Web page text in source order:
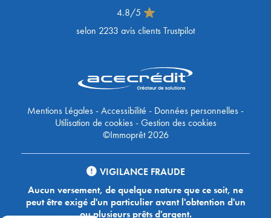
4.8/5
selon 2233 avis clients Trustpilot
Mentions Légales-Accessibilité - Données personnelles-
Utilisation de cookies-Gestion des cookies
©Immoprêt 2026
VIGILANCE FRAUDE
Aucun versement, de quelque nature que ce soit, ne
peut être exigé d'un particulier avant l'obtention d'un
ou plusieurs prêts d'argent.